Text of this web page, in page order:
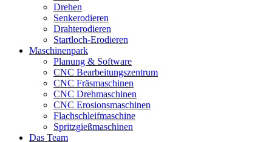
Drehen
Senkerodieren
Drahterodieren
Startloch-Erodieren
Maschinenpark
Planung & Software
CNC Bearbeitungszentrum
CNC Fräsmaschinen
CNC Drehmaschinen
CNC Erosionsmaschinen
Flachschleifmaschine
Spritzgießmaschinen
Das Team